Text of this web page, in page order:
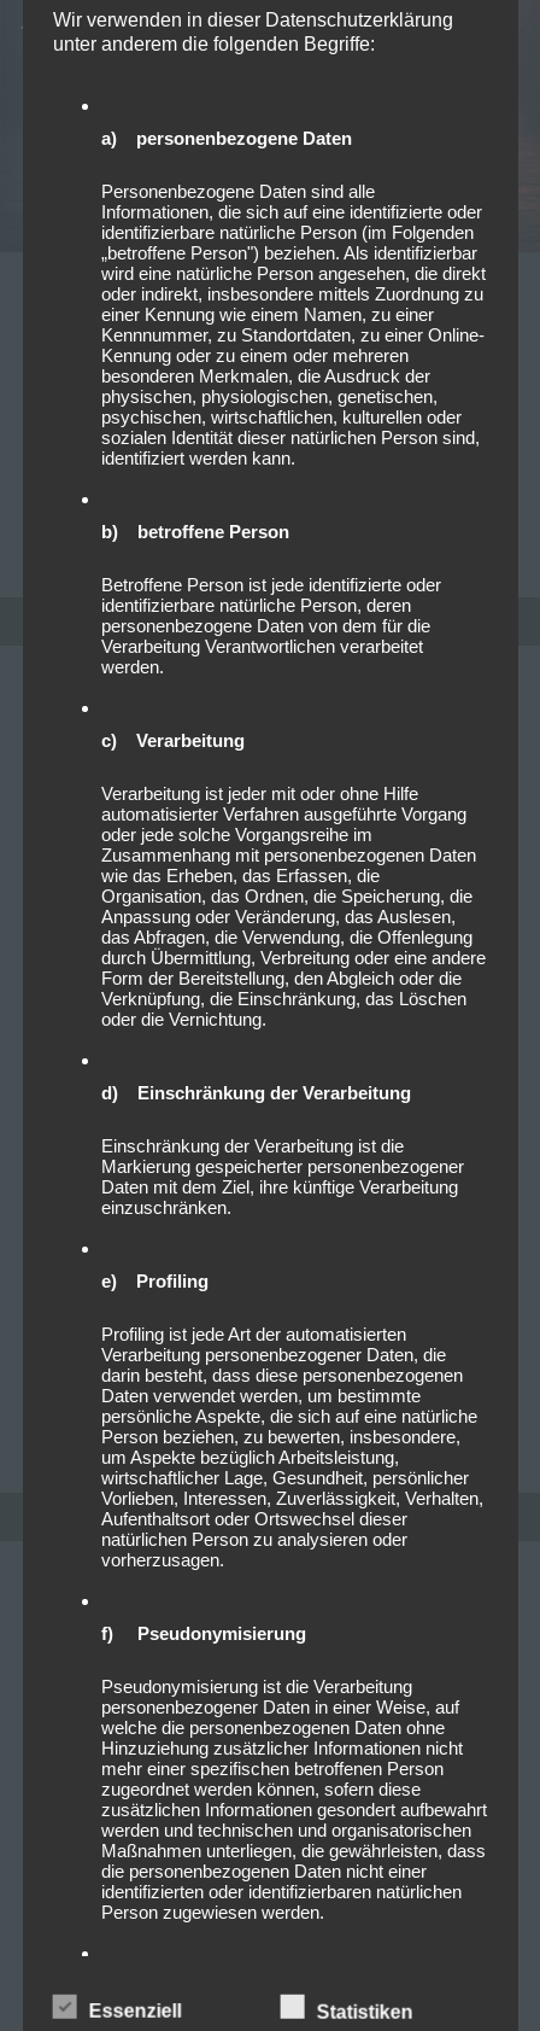
26/03/2023
Neue Singles – März 2023 KW12
Querbeet durch die neuen Singles & Videos Nachtblut
– „Kaltes Herz“ Um die Bühne für dieses höllische
Live-Erlebnis zu bereiten, hat die Band gerade ein…
PATRICK LICHTENBERGER
26/03/2023
Smokemaster kommen mit
neuem Album „Cosmic
Connector“
Smokemaster ist eine Psychedelic Rockband aus
Köln. Mit „Cosmic Connector“ veröffentlichte die
ist tanzbar, intuitiv und stilistisch breit gefächert….
Read more
PATRICK LICHTENBERGER 0
24/03/2023
Pink Floyd 50 Jahre „The Dark
Side Of The Moon“
Heute ist es auf den Tag genau 50 Jahre her, dass Pink
Wir verwenden in dieser Datenschutzerklärung
unter anderem die folgenden Begriffe:
a) personenbezogene Daten
Personenbezogene Daten sind alle
Informationen, die sich auf eine identifizierte oder
identifizierbare natürliche Person (im Folgenden
„betroffene Person") beziehen. Als identifizierbar
wird eine natürliche Person angesehen, die direkt
oder indirekt, insbesondere mittels Zuordnung zu
einer Kennung wie einem Namen, zu einer
Kennnummer, zu Standortdaten, zu einer Online-
Kennung oder zu einem oder mehreren
besonderen Merkmalen, die Ausdruck der
physischen, physiologischen, genetischen,
psychischen, wirtschaftlichen, kulturellen oder
sozialen Identität dieser natürlichen Person sind,
identifiziert werden kann.
b) betroffene Person
Betroffene Person ist jede identifizierte oder
identifizierbare natürliche Person, deren
personenbezogene Daten von dem für die
Verarbeitung Verantwortlichen verarbeitet
werden.
c) Verarbeitung
Verarbeitung ist jeder mit oder ohne Hilfe
automatisierter Verfahren ausgeführte Vorgang
oder jede solche Vorgangsreihe im
Zusammenhang mit personenbezogenen Daten
wie das Erheben, das Erfassen, die
Organisation, das Ordnen, die Speicherung, die
Anpassung oder Veränderung, das Auslesen,
das Abfragen, die Verwendung, die Offenlegung
durch Übermittlung, Verbreitung oder eine andere
Form der Bereitstellung, den Abgleich oder die
Verknüpfung, die Einschränkung, das Löschen
oder die Vernichtung.
d) Einschränkung der Verarbeitung
Einschränkung der Verarbeitung ist die
Markierung gespeicherter personenbezogener
Daten mit dem Ziel, ihre künftige Verarbeitung
einzuschränken.
e) Profiling
Profiling ist jede Art der automatisierten
Verarbeitung personenbezogener Daten, die
darin besteht, dass diese personenbezogenen
Daten verwendet werden, um bestimmte
persönliche Aspekte, die sich auf eine natürliche
Person beziehen, zu bewerten, insbesondere,
um Aspekte bezüglich Arbeitsleistung,
wirtschaftlicher Lage, Gesundheit, persönlicher
Vorlieben, Interessen, Zuverlässigkeit, Verhalten,
Aufenthaltsort oder Ortswechsel dieser
natürlichen Person zu analysieren oder
vorherzusagen.
f) Pseudonymisierung
Pseudonymisierung ist die Verarbeitung
personenbezogener Daten in einer Weise, auf
welche die personenbezogenen Daten ohne
Hinzuziehung zusätzlicher Informationen nicht
mehr einer spezifischen betroffenen Person
zugeordnet werden können, sofern diese
zusätzlichen Informationen gesondert aufbewahrt
werden und technischen und organisatorischen
Maßnahmen unterliegen, die gewährleisten, dass
die personenbezogenen Daten nicht einer
identifizierten oder identifizierbaren natürlichen
Person zugewiesen werden.
Verarbeitung Verantwortlicher
Essenziell Statistiken